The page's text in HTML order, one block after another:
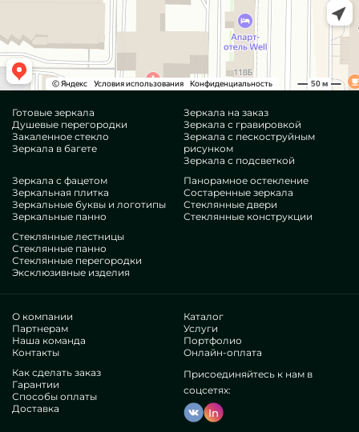
Готовые зеркала
Душевые перегородки
Закаленное стекло
Зеркала в багете
Зеркала на заказ
Зеркала с гравировкой
Зеркала с пескоструйным
рисунком
Зеркала с подсветкой
Зеркала с фацетом
Зеркальная плитка
Зеркальные буквы и логотипы
Зеркальные панно
Панорамное остекление
Состаренные зеркала
Стеклянные двери
Стеклянные конструкции
Стеклянные лестницы
Стеклянные панно
Стеклянные перегородки
Эксклюзивные изделия
О компании
Партнерам
Наша команда
Контакты
Каталог
Услуги
Портфолио
Онлайн-оплата
Как сделать заказ
Гарантии
Способы оплаты
Доставка
Присоединяйтесь к нам в
соцсетях:
In